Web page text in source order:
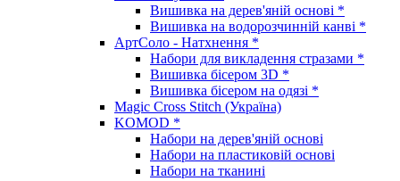
Вишивка на дерев'яній основі *
Вишивка на водорозчинній канві *
АртСоло - Натхнення *
Набори для викладення стразами *
Вишивка бісером 3D *
Вишивка бісером на одязі *
Magic Cross Stitch (Україна)
KOMOD *
Набори на дерев'яній основі
Набори на пластиковій основі
Набори на тканині